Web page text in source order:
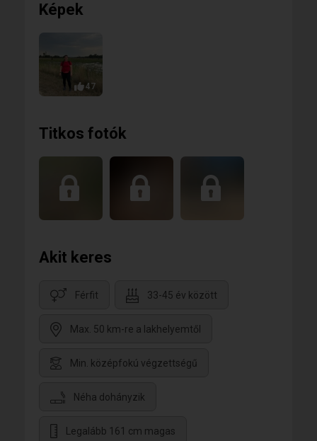
Képek
47
Titkos fotók
Akit keres
Férfit 33-45 év között
Max. 50 km-re a lakhelyemtől
Min. középfokú végzettségű
Néha dohányzik
Legalább 161 cm magas